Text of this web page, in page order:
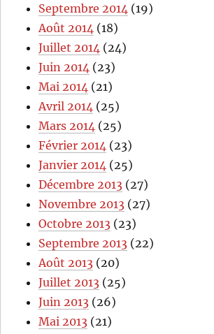
Septembre 2014 (19)
Août 2014 (18)
Juillet 2014 (24)
Juin 2014 (23)
Mai 2014 (21)
Avril 2014 (25)
Mars 2014 (25)
Février 2014 (23)
Janvier 2014 (25)
Décembre 2013 (27)
Novembre 2013 (27)
Octobre 2013 (23)
Septembre 2013 (22)
Août 2013 (20)
Juillet 2013 (25)
Juin 2013 (26)
Mai 2013 (21)